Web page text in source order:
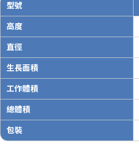
型號
高度
直徑
生長面積
工作體積
總體積
包裝